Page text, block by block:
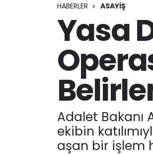
HABERLER ASAYIŞ
Yasa
Adalet Bakanı
ekibin
aşan bir işlem
Süper Lig Puan Durumu ve
Tüm Manşetler
Son Dakika Haberleri
Haber Arşivi